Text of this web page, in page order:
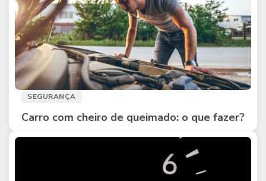
SEGURANÇA
Carro com cheiro de queimado: o que fazer?